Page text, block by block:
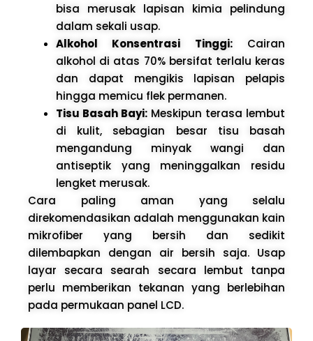
bisa merusak lapisan kimia pelindung
dalam sekali usap.
Alkohol Konsentrasi Tinggi:Cairan
alkohol di atas 70% bersifat terlalu keras
dan dapat mengikis lapisan pelapis
hingga memicu flek permanen.
Tisu Basah Bayi: Meskipun terasa lembut
di kulit, sebagian besar tisu basah
mengandung minyak wangi dan
antiseptik yang meninggalkan residu
lengket merusak.
Cara paling aman yang selalu
direkomendasikan adalah menggunakan kain
mikrofiber yang bersih dan sedikit
dilembapkan dengan air bersih saja. Usap
layar secara searah secara lembut tanpa
perlu memberikan tekanan yang berlebihan
pada permukaan panel LCD.